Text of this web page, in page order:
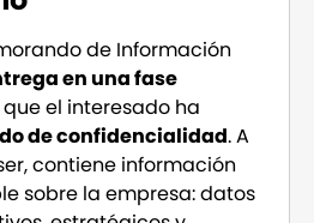
de Información
en una fase
que el interesado ha
de confidencialidad. A
contiene información
sobre la empresa: datos